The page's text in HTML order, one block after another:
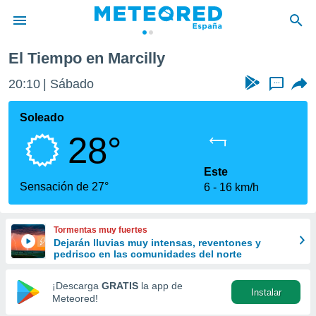
de
por
que se
calidad.
a este
las
y
forma
digital
basada
El Tiempo en Marcilly
20:10 Sábado ...
Soleado
28°
Sensación de 27°
Este
6
16 km/h
Tormentas muy fuertes
Dejarán lluvias muy intensas, reventones y
pedrisco en las comunidades del norte
¡Descarga GRATIS la app de
Meteored!
Instalar